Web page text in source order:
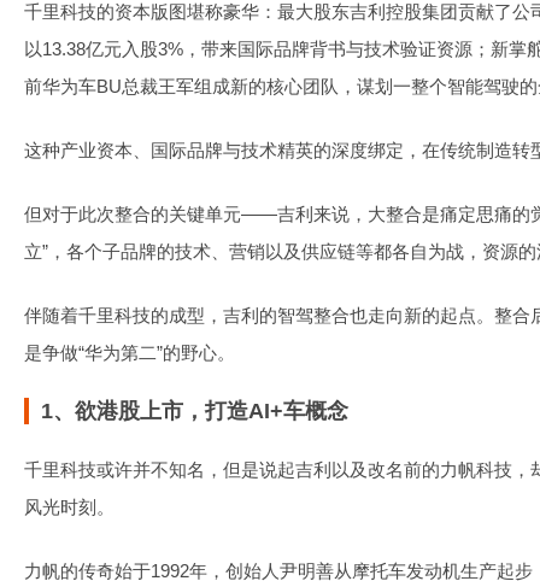
千里科技的资本版图堪称豪华：最大股东吉利控股集团贡献了
以13.38亿元入股3%，带来国际品牌背书与技术验证资源；新掌
前华为车BU总裁王军组成新的核心团队，谋划一整个智能驾驶
这种产业资本、国际品牌与技术精英的深度绑定，在传统制造转
但对于此次整合的关键单元——吉利来说，大整合是痛定思痛的
立”，各个子品牌的技术、营销以及供应链等都各自为战，资源
伴随着千里科技的成型，吉利的智驾整合也走向新的起点。整
是争做“华为第二”的野心。
1、欲港股上市，打造AI+车概念
千里科技或许并不知名，但是说起吉利以及改名前的力帆科技，
风光时刻。
力帆的传奇始于1992年，创始人尹明善从摩托车发动机生产起步